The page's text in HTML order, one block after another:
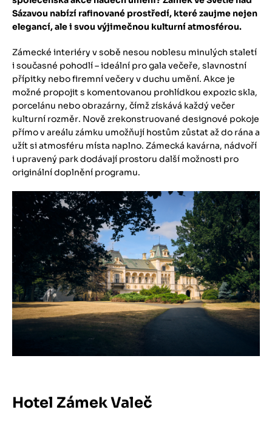
Sázavou nabízí rafinované prostředí, které zaujme nejen
elegancí, ale i svou výjimečnou kulturní atmosférou.
​Zámecké interiéry v sobě nesou noblesu minulých staletí
i současné pohodlí – ideální pro gala večeře, slavnostní
přípitky nebo firemní večery v duchu umění. Akce je
možné propojit s komentovanou prohlídkou expozic skla,
porcelánu nebo obrazárny, čímž získává každý večer
kulturní rozměr. Nově zrekonstruované designové pokoje
přímo v areálu zámku umožňují hostům zůstat až do rána a
užít si atmosféru místa naplno. Zámecká kavárna, nádvoří
i upravený park dodávají prostoru další možnosti pro
originální doplnění programu.
Hotel Zámek Valeč